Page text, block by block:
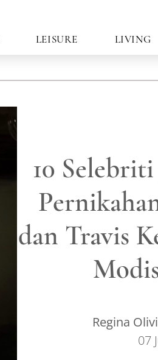
LEISURE LIVING
10
dan Travis
Regina
07